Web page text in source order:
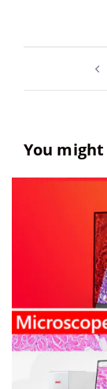
You